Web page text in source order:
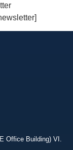
Office Building) VI.